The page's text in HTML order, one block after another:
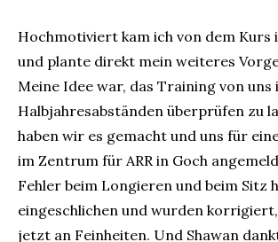
Hochmotiviert kam ich von dem Kurs
und plante direkt mein weiteres
Meine Idee war, das Training von uns
Halbjahresabständen überprüfen zu
haben wir es gemacht und uns für
im Zentrum für ARR in Goch
Fehler beim Longieren und beim Sitz
eingeschlichen und wurden
jetzt an Feinheiten. Und Shawan